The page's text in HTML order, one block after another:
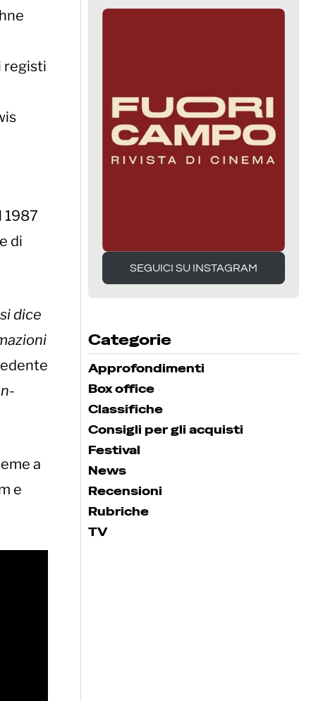
registi
1987
di
si dice
a
e
SEGUICI SU INSTAGRAM
SEGUICI SU INSTAGRAM
Categorie
Approfondimenti
Box office
Classifiche
Consigli per gli acquisti
Festival
News
Recensioni
Rubriche
TV